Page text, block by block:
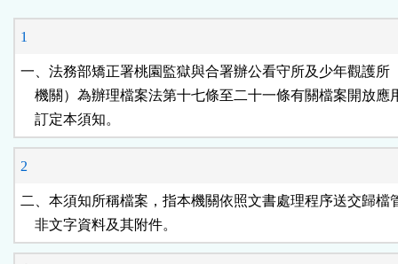
能
按
鈕
區
1
一、法務部矯正署桃園監獄與合署辦公看守所及少年觀護所
機關）為辦理檔案法第十七條至二十一條有關檔案開放應
    訂定本須知。
2
二、本須知所稱檔案，指本機關依照文書處理程序送交歸檔
    非文字資料及其附件。